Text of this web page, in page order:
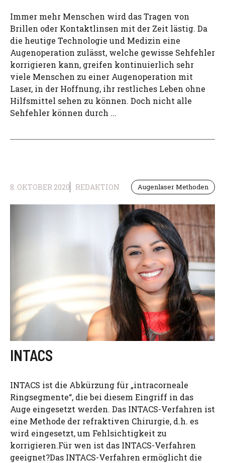
Immer mehr Menschen wird das Tragen von
Brillen oder Kontaktlinsen mit der Zeit lästig. Da
die heutige Technologie und Medizin eine
Augenoperation zulässt, welche gewisse Sehfehler
korrigieren kann, greifen kontinuierlich sehr
viele Menschen zu einer Augenoperation mit
Laser, in der Hoffnung, ihr restliches Leben ohne
Hilfsmittel sehen zu können. Doch nicht alle
Sehfehler können durch ...
8. OKTOBER 2020 REDAKTION Augenlaser Methoden
INTACS
INTACS ist die Abkürzung für „intracorneale
Ringsegmente“, die bei diesem Eingriff in das
Auge eingesetzt werden. Das INTACS-Verfahren ist
eine Methode der refraktiven Chirurgie, d.h. es
wird eingesetzt, um Fehlsichtigkeit zu
korrigieren.Für wen ist das INTACS-Verfahren
geeignet?Das INTACS-Verfahren ermöglicht die